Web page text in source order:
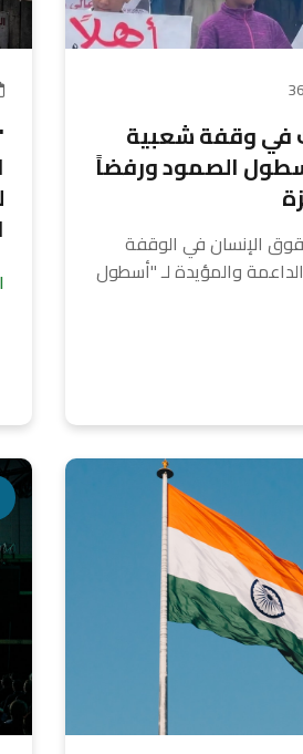
في وقفة شعبية
الصمود ورفضاً
الإنسان في الوقفة
والمؤيدة لـ "أسطول